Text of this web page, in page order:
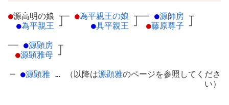
●源高明の娘 ┬
●為平親王 ┘
─ ●為平親王の娘 ┬
●具平親王 ┘
── ●源師房 ┬
●藤原尊子 ┘
── ●源顕房 ┬
●源顕雅母 ┘
─ ●源顕雅 … （以降は源顕雅のページを参照してくださ
い）